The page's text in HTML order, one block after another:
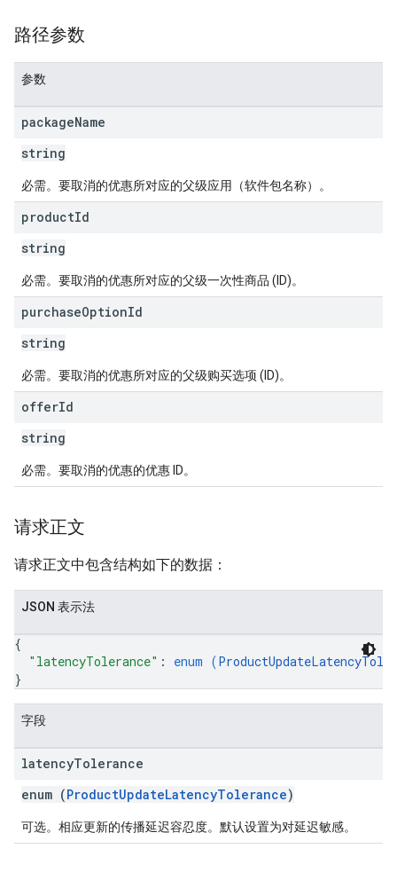
路径参数
参数
packageName
string
必需。要取消的优惠所对应的父级应用（软件包名称）。
productId
string
必需。要取消的优惠所对应的父级一次性商品 (ID)。
purchaseOptionId
string
必需。要取消的优惠所对应的父级购买选项 (ID)。
offerId
string
必需。要取消的优惠的优惠 ID。
请求正文
请求正文中包含结构如下的数据：
JSON 表示法
{
"latencyTolerance" : enum (
}
字段
latencyTolerance
enum (ProductUpdateLatencyTolerance)
可选。相应更新的传播延迟容忍度。默认设置为对延迟敏感。